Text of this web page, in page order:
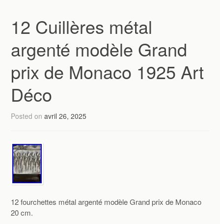
12 Cuillères métal
argenté modèle Grand
prix de Monaco 1925 Art
Déco
Posted onavril 26, 2025
12 fourchettes métal argenté modèle Grand prix de Monaco
20 cm.